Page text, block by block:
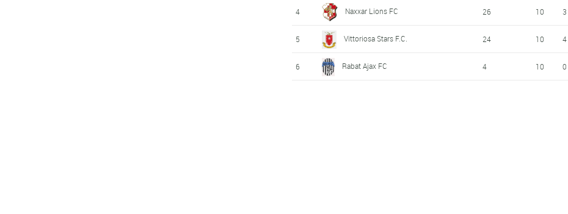
4 Naxxar Lions FC 26 10 3
5 Vittoriosa Stars F.C. 24 10 4
6 Rabat Ajax FC 4 10 0